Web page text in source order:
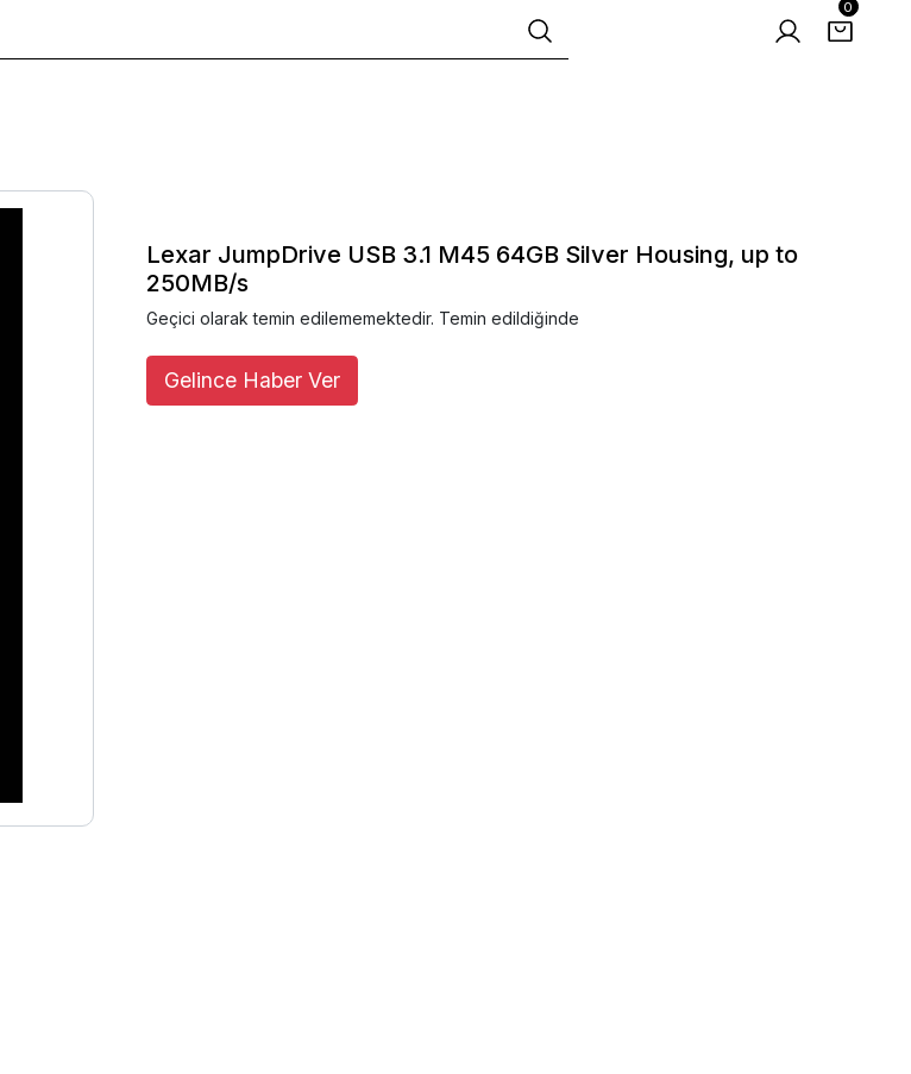
0
Lexar JumpDrive USB 3.1 M45 64GB Silver Housing, up to
250MB/s
Geçici olarak temin edilememektedir. Temin edildiğinde
Gelince Haber Ver